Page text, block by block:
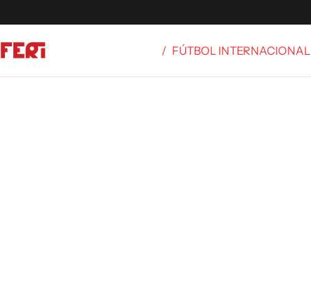
/ FÚTBOL INTERNACIONAL